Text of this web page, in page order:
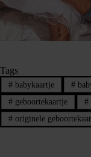
Tags
#babykaartje #
#geboortekaartje #
#originele